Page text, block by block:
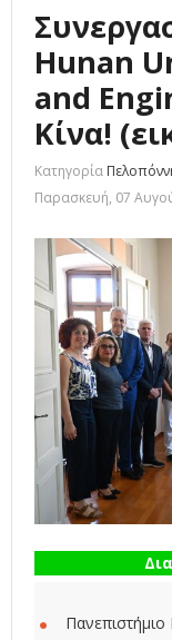
Hunan
and
Κίνα!
Κατηγορία
Παρασκευή, 07